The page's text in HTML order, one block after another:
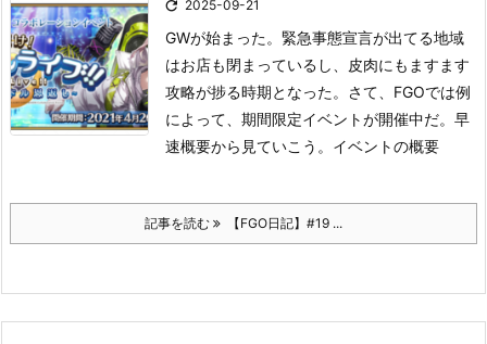
 2025-09-21
GWが始まった。 緊急事態宣言が出てる地域
はお店も閉まっているし、皮肉にもますます
攻略が捗る時期となった。 さて、FGOでは例
によって、期間限定イベントが開催中だ。早
速概要から見ていこう。 イベントの概要
記事を読む 【FGO日記】#19 ...